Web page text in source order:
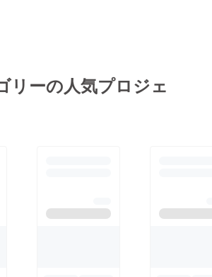
前をご
記入く
リーの人気プロジェ